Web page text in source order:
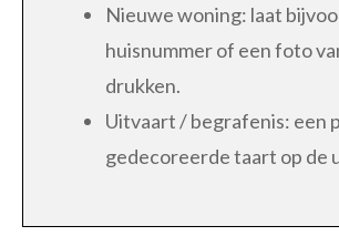
Nieuwe woning: laat
huisnummer of een foto
drukken.
Uitvaart / begrafenis: een
gedecoreerde taart op de